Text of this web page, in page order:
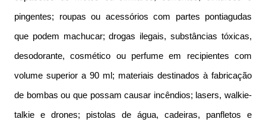
pingentes; roupas ou acessórios com partes pontiagudas
que podem machucar; drogas ilegais, substâncias tóxicas,
desodorante, cosmético ou perfume em recipientes com
volume superior a 90 ml; materiais destinados à fabricação
de bombas ou que possam causar incêndios; lasers, walkie-
talkie e drones; pistolas de água, cadeiras, panfletos e